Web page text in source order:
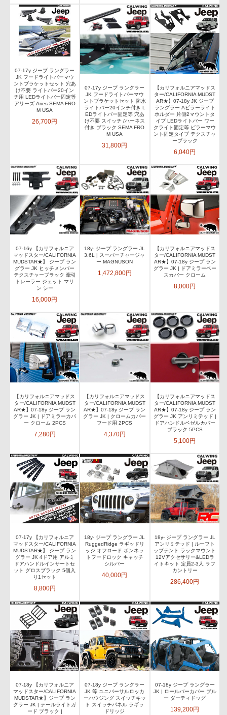
07-17y ジープ ラングラー
JK フードライトバーマウ
ントブラケットセット 穴あ
け不要 ライトバー20イン
チ用 LEDライトバー固定等
アリーズ Aries SEMA FRO
M USA
26,700円
07-17y ジープ ラングラー
JK フードライトバーマウ
ントブラケットセット 防水
ライトバー20インチ付き L
EDライトバー固定等 穴あ
け不要 スイッチ /ハーネス
付き ブラック SEMA FRO
M USA
31,800円
【カリフォルニアマッドス
ター/CALIFORNIA MUDST
AR★】07-18y JK ジープ
ラングラー Aピラーライト
ホルダー 片側2マウントタ
イプ LEDライトバー ワー
クライト固定等 ピラーマウ
ント固定タイプ テクスチャ
ーブラック
6,040円
07-16y 【カリフォルニア
マッドスター/CALIFORNIA
MUDSTAR★】 ジープ ラン
グラー JK ヒッチメンバー
テクスチャーブラック 牽引
トレーラー ジェット マリ
ン シー
16,000円
18y- ジープ ラングラー JL
3.6L | スーパーチャージャ
ー MAGNUSON
1,472,800円
【カリフォルニアマッドス
ター/CALIFORNIA MUDST
AR★】07-18y ジープ ラン
グラー JK | ドアミラーベー
スカバー クローム
8,000円
【カリフォルニアマッドス
ター/CALIFORNIA MUDST
AR★】07-18y ジープ ラン
グラー JK | ドアミラーカバ
ー クローム 2PCS
7,280円
【カリフォルニアマッドス
ター/CALIFORNIA MUDST
AR★】07-18y ジープ ラン
グラー JK | クロームカバー
フード用 2PCS
4,370円
【カリフォルニアマッドス
ター/CALIFORNIA MUDST
AR★】07-18y ジープ ラン
グラー JK アンリミテッド |
ドアハンドルベゼルカバー
ブラック 5PCS
5,100円
07-17y 【カリフォルニア
マッドスター/CALIFORNIA
MUDSTAR★】 ジープ ラン
グラー JK 4ドア用 アルミ
ドアハンドルインサートセ
ット グロスブラック 5個入
り1セット
8,800円
18y- ジープ ラングラー JL
RuggedRidge ラギッドリ
ッジ オフロード ボンネッ
トフードロック キャッチ
シルバー
40,000円
18y- ジープ ラングラー JL
アンリミテッド | ルーフト
ップテント ラックマウント
12Vアクセサリー&LEDラ
イトキット 定員2-3人 ラフ
カントリー
286,400円
07-18y 【カリフォルニア
マッドスター/CALIFORNIA
MUDSTAR★】ジープ ラン
グラー JK | テールライトガ
ード ブラック |
07-18y ジープ ラングラー
JK 等 ユニバーサルロッカ
ーハウジング スイッチキッ
ト スイッチパネル ラギッ
ドリッジ
07-18y ジープ ラングラー
JK | ロールバーカバー ブル
ー ダーティドッグ
139,200円